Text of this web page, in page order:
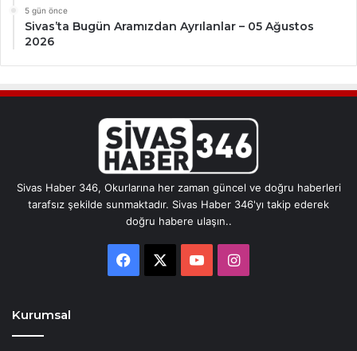
5 gün önce
Sivas’ta Bugün Aramızdan Ayrılanlar – 05 Ağustos
2026
Sivas Haber 346, Okurlarına her zaman güncel ve doğru haberleri
tarafsız şekilde sunmaktadır. Sivas Haber 346'yı takip ederek
doğru habere ulaşın..
Facebook YouTubeInstagram
Kurumsal